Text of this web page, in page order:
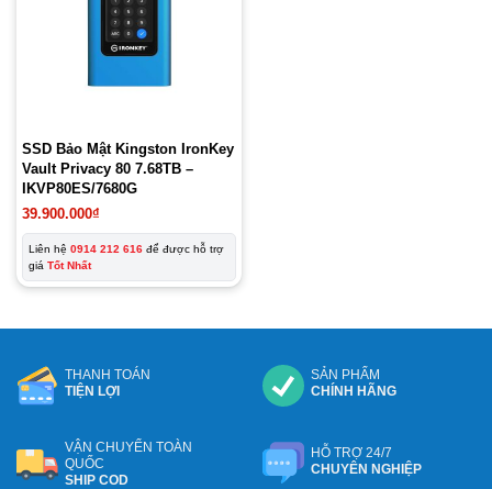
SSD Bảo Mật Kingston IronKey
Vault Privacy 80 7.68TB –
IKVP80ES/7680G
39.900.000₫
Liên hệ 0914 212 616 để được hỗ trợ
giá Tốt Nhất
THANH TOÁN
TIỆN LỢI
SẢN PHẨM
CHÍNH HÃNG
VẬN CHUYỂN TOÀN
QUỐC
SHIP COD
HỖ TRỢ 24/7
CHUYÊN NGHIỆP